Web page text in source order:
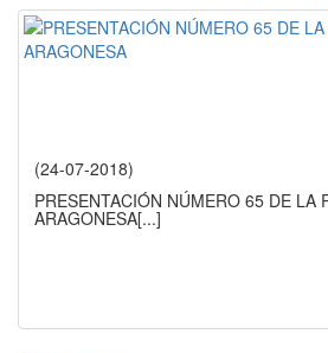
(24-07-2018)
PRESENTACIÓN NÚMERO 65 DE LA
ARAGONESA[...]